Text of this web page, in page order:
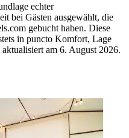
echter
bei Gästen ausgewählt, die
gebucht haben. Diese
in puncto Komfort, Lage
am 6. August 2026.